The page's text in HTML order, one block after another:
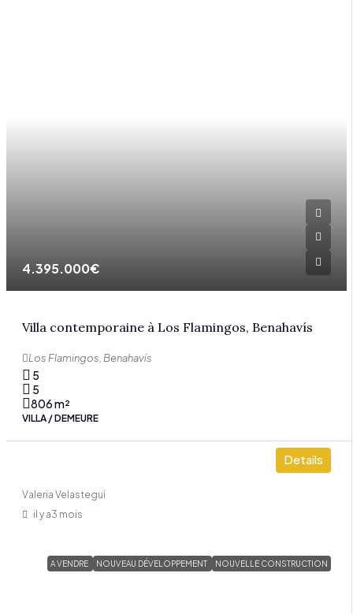
4.395.000€
Villa contemporaine à Los Flamingos, Benahavís
Los Flamingos, Benahavís
5
5
806m²
VILLA / DEMEURE
Details
Valeria Velastegui
il y a3 mois
A VENDRE NOUVEAU DÉVELOPPEMENT NOUVELLE CONSTRUCTION